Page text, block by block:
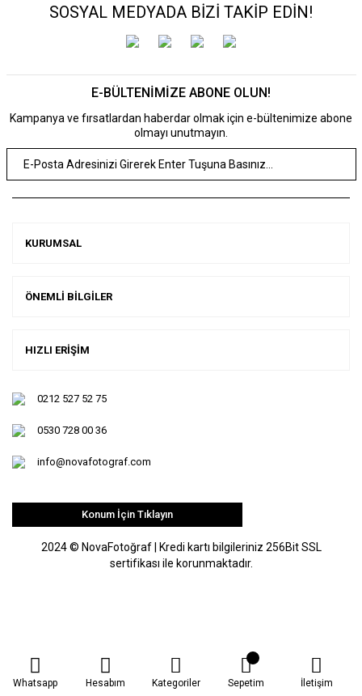
SOSYAL MEDYADA BİZİ TAKİP EDİN!
E-BÜLTENİMİZE ABONE OLUN!
Kampanya ve fırsatlardan haberdar olmak için e-bültenimize abone
olmayı unutmayın.
KURUMSAL
ÖNEMLİ BİLGİLER
HIZLI ERİŞİM
0212 527 52 75
0530 728 00 36
info@novafotograf.com
Konum İçin Tıklayın
2024 © NovaFotoğraf | Kredi kartı bilgileriniz 256Bit SSL
sertifikası ile korunmaktadır.
Whatsapp Hesabım Kategoriler Sepetim İletişim
ideasoft
e-
ile